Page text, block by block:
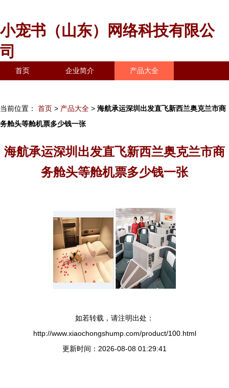
小宠书（山东）网络科技有限公
司
首页 企业简介 产品大全
当前位置： 首页 > 产品大全 > 海航承运深圳出发直飞新西兰奥克兰市商
务舱头等舱机票多少钱一张
海航承运深圳出发直飞新西兰奥克兰市商
务舱头等舱机票多少钱一张
如若转载，请注明出处：
http://www.xiaochongshump.com/product/100.html
更新时间：2026-08-08 01:29:41